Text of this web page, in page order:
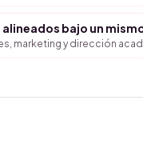
bajo un
marketing y dirección